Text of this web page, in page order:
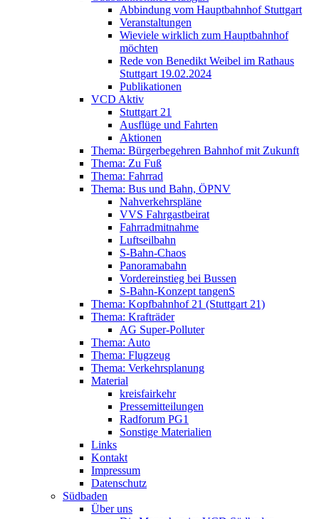
Abbindung vom Hauptbahnhof Stuttgart
Veranstaltungen
Wieviele wirklich zum Hauptbahnhof
möchten
Rede von Benedikt Weibel im Rathaus
Stuttgart 19.02.2024
Publikationen
VCD Aktiv
Stuttgart 21
Ausflüge und Fahrten
Aktionen
Thema: Bürgerbegehren Bahnhof mit Zukunft
Thema: Zu Fuß
Thema: Fahrrad
Thema: Bus und Bahn, ÖPNV
Nahverkehrspläne
VVS Fahrgastbeirat
Fahrradmitnahme
Luftseilbahn
S-Bahn-Chaos
Panoramabahn
Vordereinstieg bei Bussen
S-Bahn-Konzept tangenS
Thema: Kopfbahnhof 21 (Stuttgart 21)
Thema: Krafträder
AG Super-Polluter
Thema: Auto
Thema: Flugzeug
Thema: Verkehrsplanung
Material
kreisfairkehr
Pressemitteilungen
Radforum PG1
Sonstige Materialien
Links
Kontakt
Impressum
Datenschutz
Südbaden
Über uns